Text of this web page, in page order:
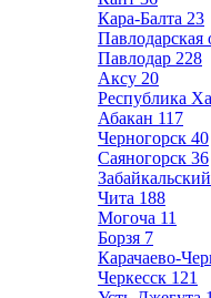
Кара-Балта 23
Павлодарская
Павлодар 228
Аксу 20
Республика
Абакан 117
Черногорск 40
Саяногорск 36
Чита 188
Могоча 11
Борзя 7
Карачаево-
Черкесск 121